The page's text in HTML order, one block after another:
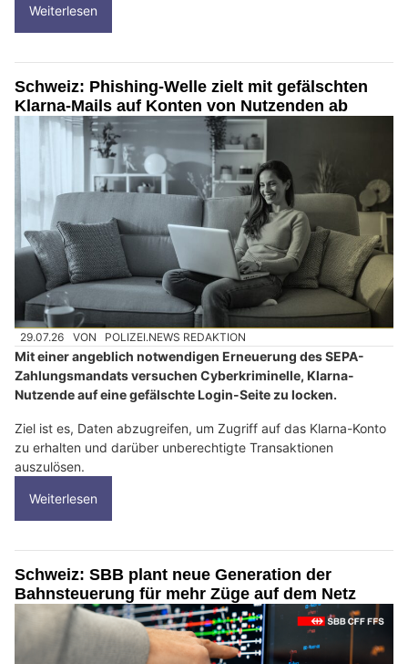
Weiterlesen
Schweiz: Phishing-Welle zielt mit gefälschten
Klarna-Mails auf Konten von Nutzenden ab
29.07.26 VON POLIZEI.NEWS REDAKTION
Mit einer angeblich notwendigen Erneuerung des SEPA-
Zahlungsmandats versuchen Cyberkriminelle, Klarna-
Nutzende auf eine gefälschte Login-Seite zu locken.
Ziel ist es, Daten abzugreifen, um Zugriff auf das Klarna-Konto
zu erhalten und darüber unberechtigte Transaktionen
auszulösen.
Weiterlesen
Schweiz: SBB plant neue Generation der
Bahnsteuerung für mehr Züge auf dem Netz